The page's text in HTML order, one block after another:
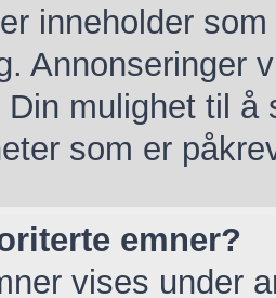
inneholder
Annonseringer
mulighet til å
som er
emner?
vises under